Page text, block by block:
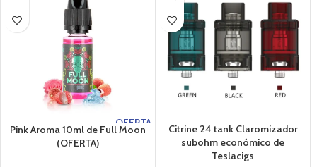
OFERTA
Pink Aroma 10ml de Full Moon
(OFERTA)
Citrine 24 tank Claromizador
subohm económico de
Teslacigs